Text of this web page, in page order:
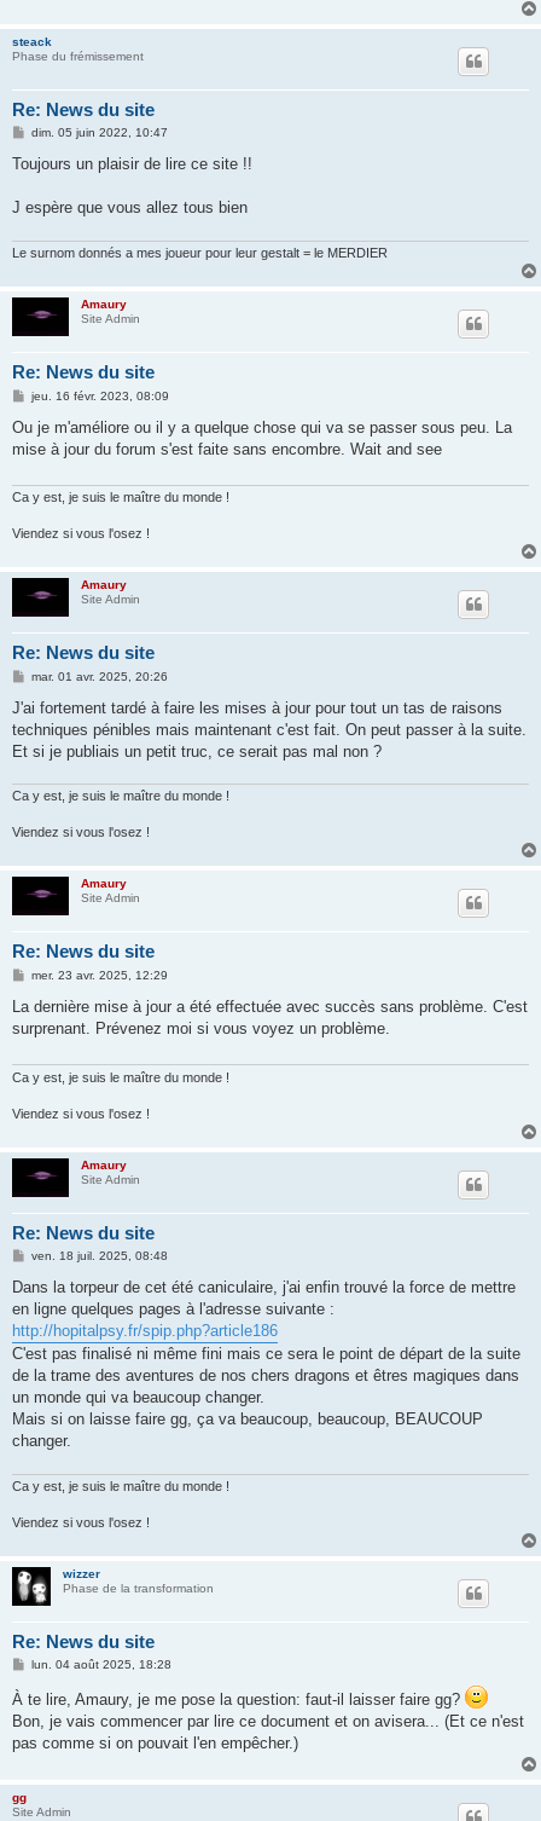
steack
Phase du frémissement
Re: News du site
M
s
g
dim. 05 juin 2022, 10:47
Toujours un plaisir de lire ce site !!
J espère que vous allez tous bien
Le surnom donnés a mes joueur pour leur gestalt = le MERDIER
Amaury
Site Admin
Re: News du site
M
s
a
jeu. 16 févr. 2023, 08:09
Ou je m'améliore ou il y a quelque chose qui va se passer sous peu. La
mise à jour du forum s'est faite sans encombre. Wait and see
Ca y est, je suis le maître du monde !
Viendez si vous l'osez !
Amaury
Site Admin
Re: News du site
M
s
a
g
mar. 01 avr. 2025, 20:26
J'ai fortement tardé à faire les mises à jour pour tout un tas de raisons
techniques pénibles mais maintenant c'est fait. On peut passer à la suite.
Et si je publiais un petit truc, ce serait pas mal non ?
Ca y est, je suis le maître du monde !
Viendez si vous l'osez !
Amaury
Site Admin
Re: News du site
M
s
a
mer. 23 avr. 2025, 12:29
La dernière mise à jour a été effectuée avec succès sans problème. C'est
surprenant. Prévenez moi si vous voyez un problème.
Ca y est, je suis le maître du monde !
Viendez si vous l'osez !
Amaury
Site Admin
Re: News du site
M
s
a
g
e
ven. 18 juil. 2025, 08:48
Dans la torpeur de cet été caniculaire, j'ai enfin trouvé la force de mettre
en ligne quelques pages à l'adresse suivante :
http://hopitalpsy.fr/spip.php?article186
C'est pas finalisé ni même fini mais ce sera le point de départ de la suite
de la trame des aventures de nos chers dragons et êtres magiques dans
un monde qui va beaucoup changer.
Mais si on laisse faire gg, ça va beaucoup, beaucoup, BEAUCOUP
changer.
Ca y est, je suis le maître du monde !
Viendez si vous l'osez !
wizzer
Phase de la transformation
Re: News du site
M
s
s
a
e
lun. 04 août 2025, 18:28
À te lire, Amaury, je me pose la question: faut-il laisser faire gg?
Bon, je vais commencer par lire ce document et on avisera... (Et ce n'est
pas comme si on pouvait l'en empêcher.)
gg
Site Admin